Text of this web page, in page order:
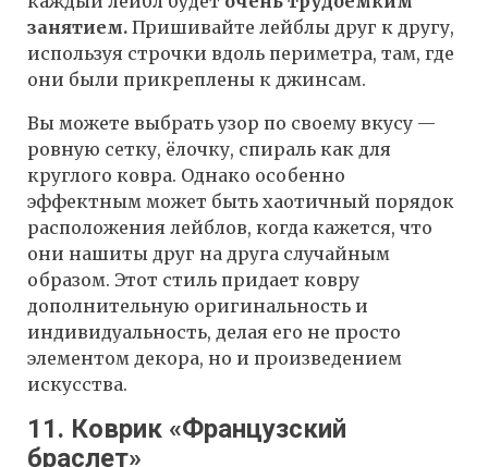
занятием. Пришивайте лейблы друг к другу,
используя строчки вдоль периметра, там, где
они были прикреплены к джинсам.
Вы можете выбрать узор по своему вкусу —
ровную сетку, ёлочку, спираль как для
круглого ковра. Однако особенно
эффектным может быть хаотичный порядок
расположения лейблов, когда кажется, что
они нашиты друг на друга случайным
образом. Этот стиль придает ковру
дополнительную оригинальность и
индивидуальность, делая его не просто
элементом декора, но и произведением
искусства.
11. Коврик «Французский
браслет»